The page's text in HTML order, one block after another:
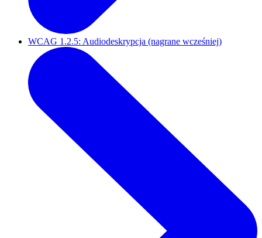
WCAG 1.2.5: Audiodeskrypcja (nagrane wcześniej)